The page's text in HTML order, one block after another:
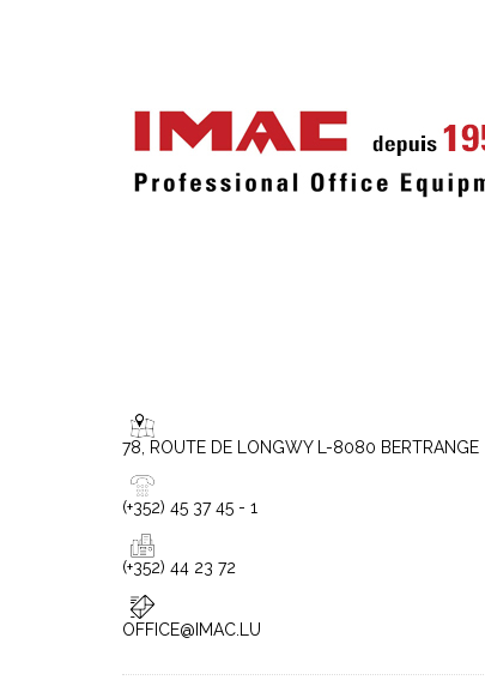
78, ROUTE DE LONGWY L-8080 BERTRANGE
(+352) 45 37 45 - 1
(+352) 44 23 72
OFFICE@IMAC.LU